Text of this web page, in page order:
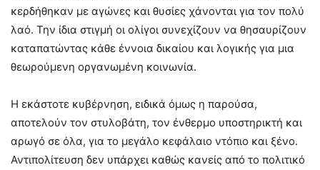
κερδήθηκαν με αγώνες και θυσίες χάνονται για τον πολύ
λαό. Την ίδια στιγμή οι ολίγοι συνεχίζουν να θησαυρίζουν
καταπατώντας κάθε έννοια δικαίου και λογικής για μια
θεωρούμενη οργανωμένη κοινωνία.
Η εκάστοτε κυβέρνηση, ειδικά όμως η παρούσα,
αποτελούν τον στυλοβάτη, τον ένθερμο υποστηρικτή και
αρωγό σε όλα, για το μεγάλο κεφάλαιο ντόπιο και ξένο.
Αντιπολίτευση δεν υπάρχει καθώς κανείς από το πολιτικό